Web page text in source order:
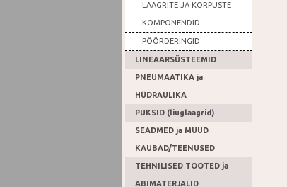
LAAGRITE JA KORPUSTE
KOMPONENDID
PÖÖRDERINGID
LINEAARSÜSTEEMID
PNEUMAATIKA ja
HÜDRAULIKA
PUKSID (liuglaagrid)
SEADMED ja MUUD
KAUBAD/TEENUSED
TEHNILISED TOOTED ja
ABIMATERJALID